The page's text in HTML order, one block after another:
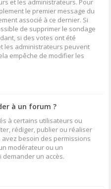
le premier message du
associé à ce dernier. Si
de supprimer le sondage
si des votes ont été
les administrateurs peuvent
empêche de modifier les
à un forum ?
à certains utilisateurs ou
rédiger, publier ou réaliser
avez besoin des permissions
modérateur ou un
un accès.